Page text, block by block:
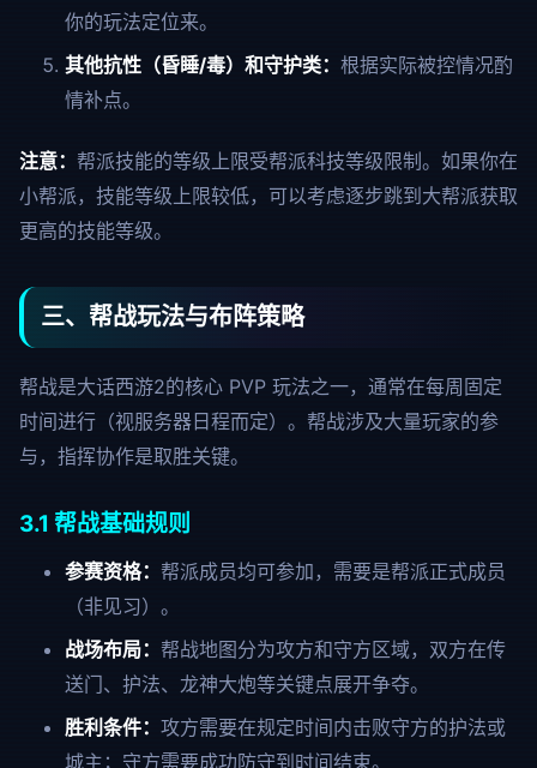
你的玩法定位来。
其他抗性（昏睡/毒）和守护类： 根据实际被控情况酌
情补点。
注意： 帮派技能的等级上限受帮派科技等级限制。如果你在
小帮派，技能等级上限较低，可以考虑逐步跳到大帮派获取
更高的技能等级。
三、帮战玩法与布阵策略
帮战是大话西游2的核心 PVP 玩法之一，通常在每周固定
时间进行（视服务器日程而定）。帮战涉及大量玩家的参
与，指挥协作是取胜关键。
3.1 帮战基础规则
参赛资格： 帮派成员均可参加，需要是帮派正式成员
（非见习）。
战场布局： 帮战地图分为攻方和守方区域，双方在传
送门、护法、龙神大炮等关键点展开争夺。
胜利条件： 攻方需要在规定时间内击败守方的护法或
城主；守方需要成功防守到时间结束。